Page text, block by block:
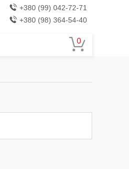
+380 (99) 042-72-71
+380 (98) 364-54-40